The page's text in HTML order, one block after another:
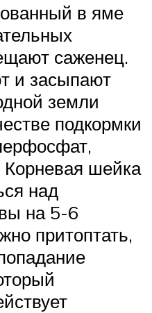
в яме
саженец.
и засыпают
земли
подкормки
Корневая шейка
над
на 5-6
притоптать,